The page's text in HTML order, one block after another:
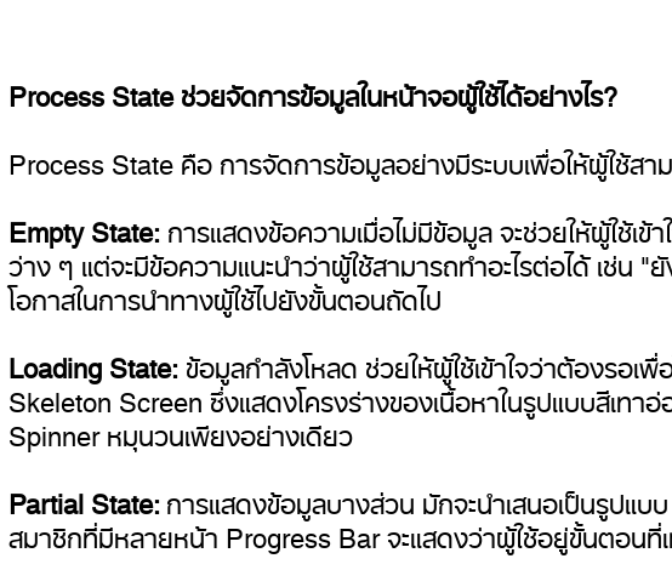
Process State ช่วยจัดการข้อมูลในหน้าจอผู้ใช้ได้อย่างไร?
Process State คือ การจัดการข้อมูลอย่างมีระบบเพื่อให้ผู้ใช้ส
Empty State:การแสดงข้อความเมื่อไม่มีข้อมูล จะช่วยให้ผู้ใช้เ
ว่าง ๆ แต่จะมีข้อความแนะนำว่าผู้ใช้สามารถทำอะไรต่อได้ เช่น
โอกาสในการนำทางผู้ใช้ไปยังขั้นตอนถัดไป
Loading State:ข้อมูลกำลังโหลด ช่วยให้ผู้ใช้เข้าใจว่าต้องรอ
Skeleton Screen ซึ่งแสดงโครงร่างของเนื้อหาในรูปแบบสีเทา
Spinner หมุนวนเพียงอย่างเดียว
Partial State:การแสดงข้อมูลบางส่วน มักจะนำเสนอเป็นรูปแ
สมาชิกที่มีหลายหน้า Progress Bar จะแสดงว่าผู้ใช้อยู่ขั้นตอนที่